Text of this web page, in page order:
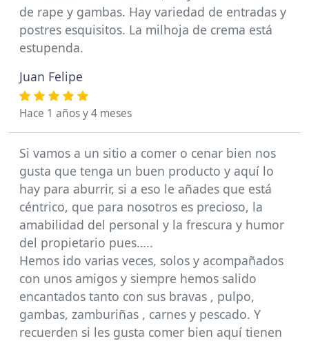
de rape y gambas. Hay variedad de entradas y
postres esquisitos. La milhoja de crema está
estupenda.
Juan Felipe
Hace 1 años y 4 meses
Si vamos a un sitio a comer o cenar bien nos
gusta que tenga un buen producto y aquí lo
hay para aburrir, si a eso le añades que está
céntrico, que para nosotros es precioso, la
amabilidad del personal y la frescura y humor
del propietario pues…..
Hemos ido varias veces, solos y acompañados
con unos amigos y siempre hemos salido
encantados tanto con sus bravas , pulpo,
gambas, zamburiñas , carnes y pescado. Y
recuerden si les gusta comer bien aquí tienen